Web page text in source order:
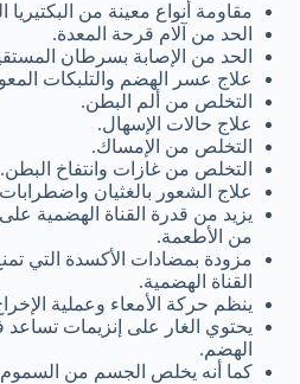
مقاومة أنواع معينة من
الحد من آلام قرحة المعدة.
الحد من الإصابة بسرطان
علاج عسر الهضم والتلبكات
التخلص من ألم البطن.
علاج حالات الإسهال.
التخلص من الإمساك.
التخلص من غازات وانتفاخ البطن.
علاج الشعور بالغثيان
يزيد من قدرة القناة الهضمية
من الأطعمة.
مزودة بمضادات الأكسدة التي
القناة الهضمية.
ينظم حركة الأمعاء وعملية
يحتوي الغار على إنزيمات
الهضم.
كما أنه يخلص الجسم من السموم